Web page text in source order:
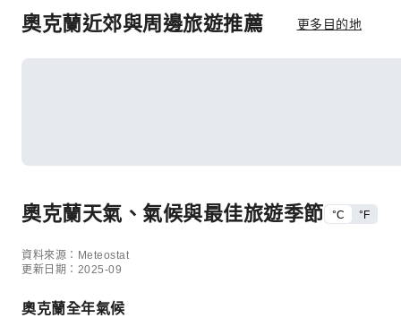
奧克蘭近郊與周邊旅遊推薦 更多目的地
奧克蘭天氣、氣候與最佳旅遊季節 °C °F
資料來源：Meteostat
更新日期：2025-09
奧克蘭全年氣候